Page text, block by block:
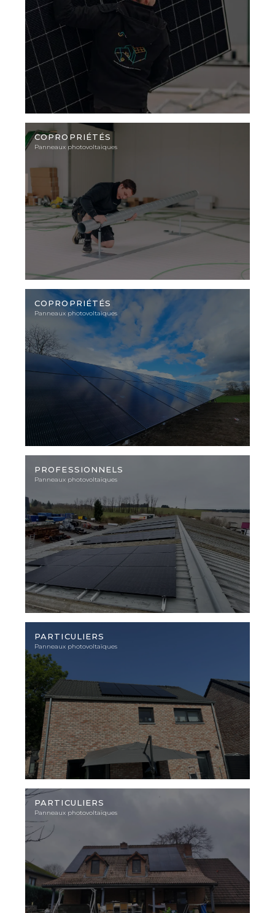
Photo
d'illustration
COPROPRIÉTÉS
Panneaux photovoltaïques
Photo
d'illustration
COPROPRIÉTÉS
Panneaux photovoltaïques
d'illustration
PROFESSIONNELS
Panneaux photovoltaïques
d'illustration
PARTICULIERS
Panneaux photovoltaïques
Photo
d'illustration
PARTICULIERS
Panneaux photovoltaïques